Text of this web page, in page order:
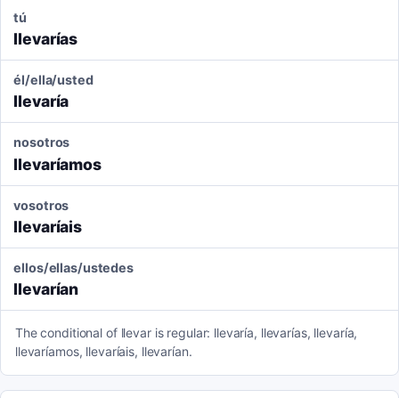
tú
llevarías
él/ella/usted
llevaría
nosotros
llevaríamos
vosotros
llevaríais
ellos/ellas/ustedes
llevarían
The conditional of llevar is regular: llevaría, llevarías, llevaría,
llevaríamos, llevaríais, llevarían.